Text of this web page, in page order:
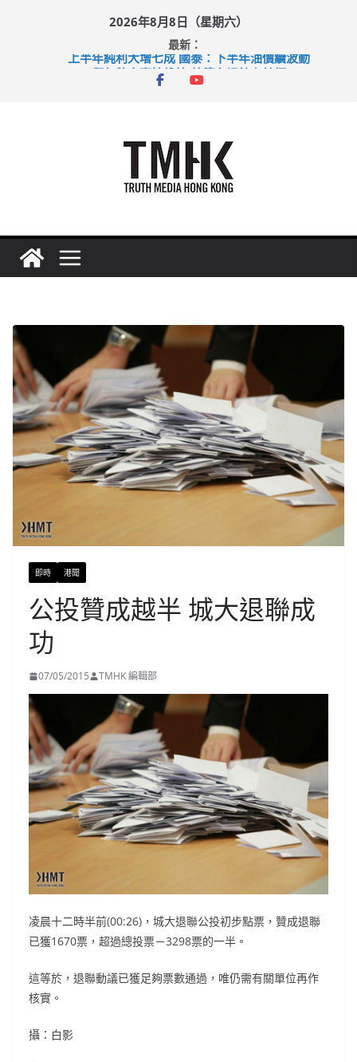
2026年8月8日（星期六）
最新：
上半年純利大增七成 國泰：下半年油價續波動
拜仁熱身賽挫維拉 啟德主場館奪錦標
即時 港聞
公投贊成越半 城大退聯成
功
07/05/2015 TMHK 編輯部
凌晨十二時半前(00:26)，城大退聯公投初步點票，贊成退聯
已獲1670票，超過總投票－3298票的一半。
這等於，退聯動議已獲足夠票數通過，唯仍需有關單位再作
核實。
攝：白影